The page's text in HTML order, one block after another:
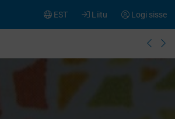
Logi sisse
Liitu
EST